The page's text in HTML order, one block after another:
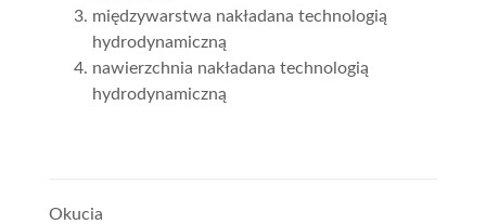
międzywarstwa nakładana technologią
hydrodynamiczną
nawierzchnia nakładana technologią
hydrodynamiczną
Okucia